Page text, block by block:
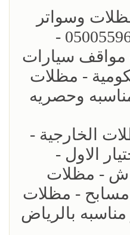
وسواتر
الاختيار الاول - 0500559613 -
مواقف سيارات
- مظلات
وحصريه
الخارجية -
- الاختيار الاول -
- مظلات
مسابح - مظلات
بالرياض